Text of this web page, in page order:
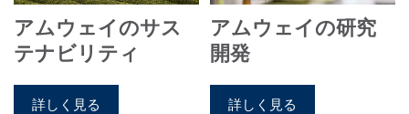
アムウェイのサス
テナビリティ
詳しく見る
アムウェイの研究
開発
詳しく見る